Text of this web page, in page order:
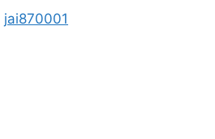
jai870001